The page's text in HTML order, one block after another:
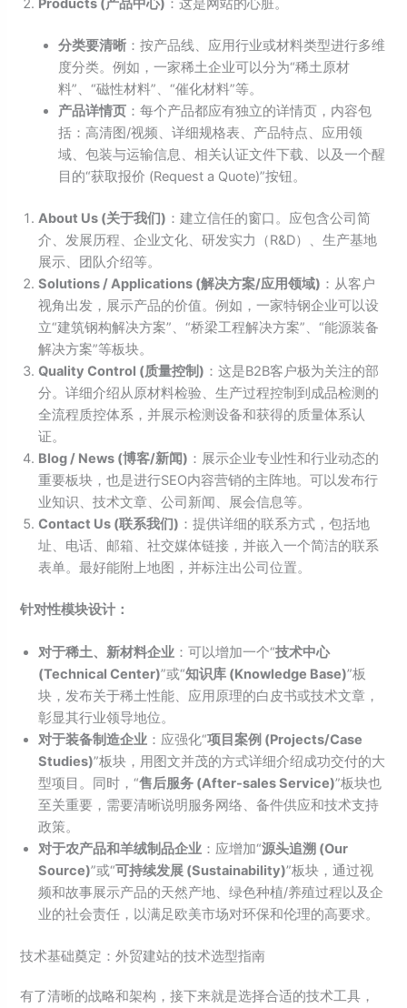
Products (产品中心) ：这是网站的心脏。
分类要清晰 ：按产品线、应用行业或材料类型进行多维
度分类。例如，一家稀土企业可以分为“稀土原材
料”、“磁性材料”、“催化材料”等。
产品详情页 ：每个产品都应有独立的详情页，内容包
括：高清图/视频、详细规格表、产品特点、应用领
域、包装与运输信息、相关认证文件下载、以及一个醒
目的“获取报价 (Request a Quote)”按钮。
About Us (关于我们) ：建立信任的窗口。应包含公司简
介、发展历程、企业文化、研发实力（R&D）、生产基地
展示、团队介绍等。
Solutions / Applications (解决方案/应用领域) ：从客户
视角出发，展示产品的价值。例如，一家特钢企业可以设
立“建筑钢构解决方案”、“桥梁工程解决方案”、“能源装备
解决方案”等板块。
Quality Control (质量控制) ：这是B2B客户极为关注的部
分。详细介绍从原材料检验、生产过程控制到成品检测的
全流程质控体系，并展示检测设备和获得的质量体系认
证。
Blog / News (博客/新闻) ：展示企业专业性和行业动态的
重要板块，也是进行SEO内容营销的主阵地。可以发布行
业知识、技术文章、公司新闻、展会信息等。
Contact Us (联系我们) ：提供详细的联系方式，包括地
址、电话、邮箱、社交媒体链接，并嵌入一个简洁的联系
表单。最好能附上地图，并标注出公司位置。
针对性模块设计：
对于稀土、新材料企业 ：可以增加一个“技术中心
(Technical Center)”或“知识库 (Knowledge Base)”板
块，发布关于稀土性能、应用原理的白皮书或技术文章，
彰显其行业领导地位。
对于装备制造企业 ：应强化“项目案例 (Projects/Case
Studies)”板块，用图文并茂的方式详细介绍成功交付的大
型项目。同时，“售后服务 (After-sales Service)”板块也
至关重要，需要清晰说明服务网络、备件供应和技术支持
政策。
对于农产品和羊绒制品企业 ：应增加“源头追溯 (Our
Source)”或“可持续发展 (Sustainability)”板块，通过视
频和故事展示产品的天然产地、绿色种植/养殖过程以及企
业的社会责任，以满足欧美市场对环保和伦理的高要求。
技术基础奠定：外贸建站的技术选型指南
有了清晰的战略和架构，接下来就是选择合适的技术工具，